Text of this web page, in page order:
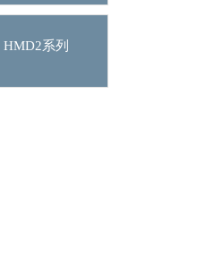
系列